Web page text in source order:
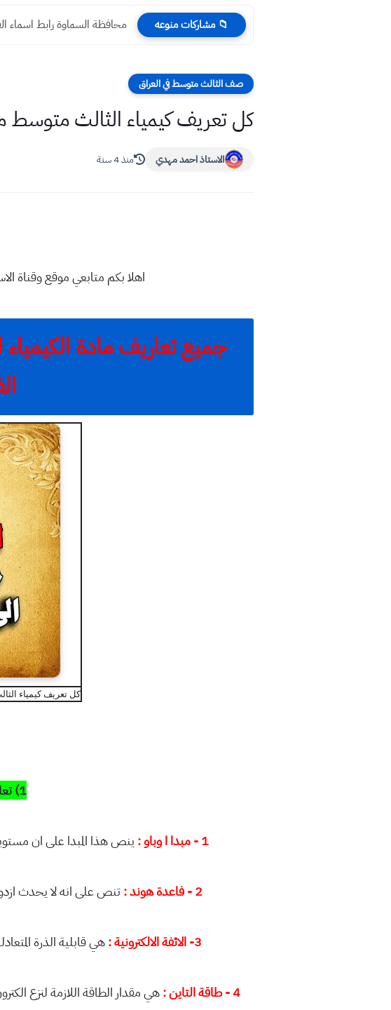
📁 مشاركات منوعه محافظة السماوة رابط اسماء
صف الثالث متوسط في العراق
كل تعريف كيمياء الثالث
الاستاذ احمد مهدي منذ 4 سنة
اهلا بكم متابعي موقع وقناة
جميع تعاريف مادة
كل تعريف كيمياء
1) تعاريف الفصل الأول التركيب الذري للمادة :
1 - مبدا ا وباو : ينص هذا المبدا على ان
2 - فاعدة هوند : تنص على انه لا يحدث
3- الائفة الالكترونية : هي قابلية الذرة
4 - طاقة التاين : هي مقدار الطاقة اللازمة لنزع